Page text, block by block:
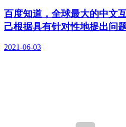
百度知道，全球最大的中文
己根据具有针对性地提出问
2021-06-03